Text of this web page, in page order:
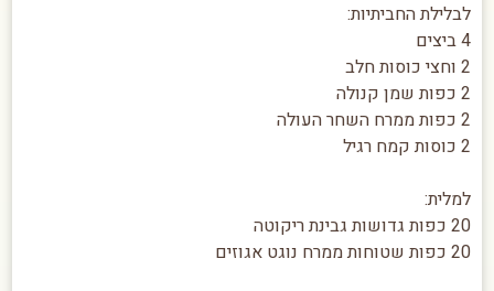
לבלילת החביתיות:
4 ביצים
2 וחצי כוסות חלב
2 כפות שמן קנולה
2 כפות ממרח השחר העולה
2 כוסות קמח רגיל
למלית:
20 כפות גדושות גבינת ריקוטה
20 כפות שטוחות ממרח נוגט אגוזים